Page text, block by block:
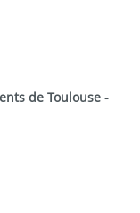
de Toulouse -